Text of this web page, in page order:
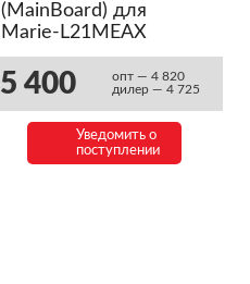
(MainBoard) для
Marie-L21MEAX
(Huawei P30 lite NFC)
(03033PTN)
5 400
опт — 4 820
дилер — 4 725
Уведомить о
поступлении